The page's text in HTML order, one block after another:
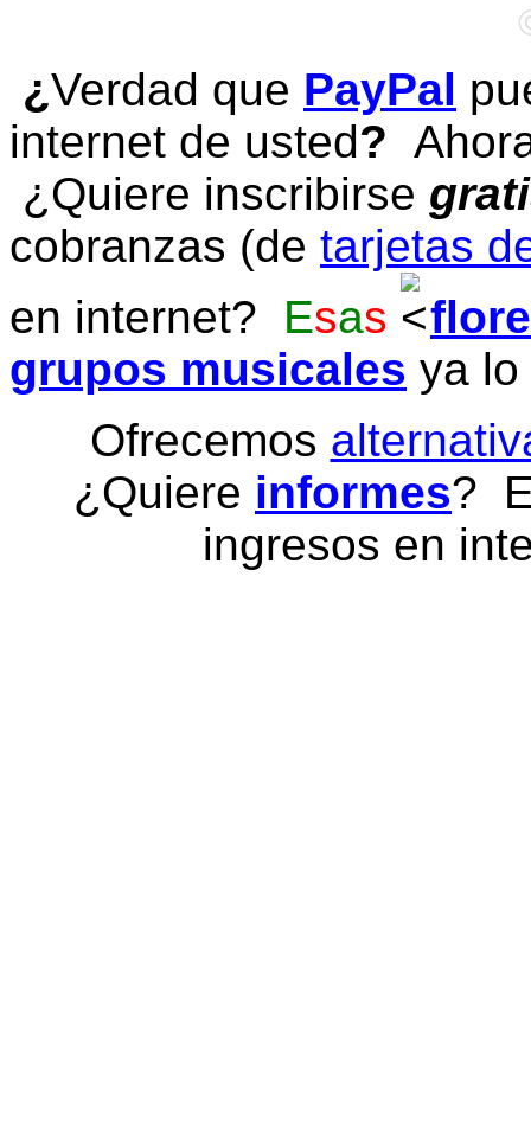
¿Verdad que PayPal
internet de usted?
¿Quiere inscribirse
cobranzas (de tarjetas
en internet? Esas
grupos musicales ya
Ofrecemos
¿Quiere informes?
ingresos en